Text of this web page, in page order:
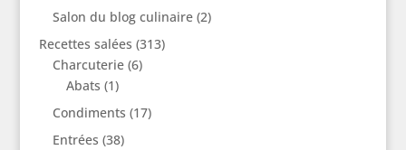
Salon du blog culinaire(2)
Recettes salées (313)
Charcuterie(6)
Abats (1)
Condiments (17)
Entrées (38)